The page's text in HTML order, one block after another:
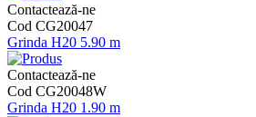
Contactează-ne
Cod CG20047
Grinda H20 5.90 m
Contactează-ne
Cod CG20048W
Grinda H20 1.90 m